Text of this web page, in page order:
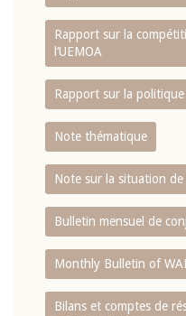
Rapport sur la
l‘UEMOA
Rapport sur la
Note thématique
Note sur la situation
Bulletin mensuel de
Monthly Bulletin of
Bilans et comptes de